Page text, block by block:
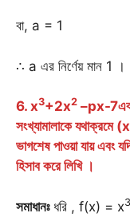
বা, a = 1
∴ a এর নির্ণেয় মান 1 ।
6. x3+2x2 –px-
সংখ্যামালাকে
ভাগশেষ পাওয়া যায় এবং
হিসাব করে লিখি ।
সমাধানঃধরি , f(x) = x3